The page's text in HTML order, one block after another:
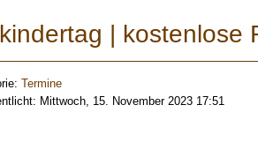
| kostenlose
Termine
Mittwoch, 15. November 2023 17:51